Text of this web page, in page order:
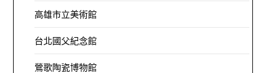
高雄市立美術館
台北國父紀念館
鶯歌陶瓷博物館